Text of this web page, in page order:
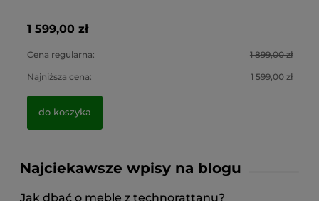
1 599,00 zł
Cena regularna: 1 899,00 zł
Najniższa cena: 1 599,00 zł
do koszyka
Najciekawsze wpisy na blogu
Jak dbać o meble z technorattanu?